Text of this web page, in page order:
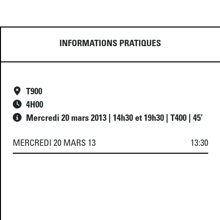
INFORMATIONS PRATIQUES
T900
4H00
Mercredi 20 mars 2013 | 14h30 et 19h30 | T400 | 45’
MERCREDI 20 MARS 13 13:30